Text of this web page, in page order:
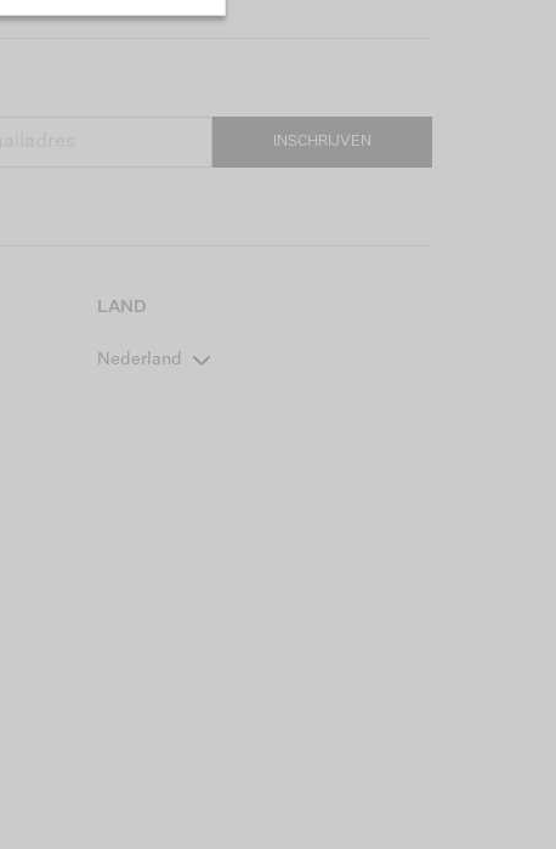
INSCHRIJVEN
LAND
Nederland